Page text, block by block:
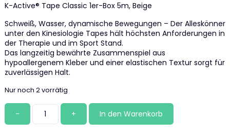
K-Active® Tape Classic 1er-Box 5m, Beige
Schweiß, Wasser, dynamische Bewegungen – Der Alleskönner
unter den Kinesiologie Tapes hält höchsten Anforderungen in
der Therapie und im Sport Stand.
Das langzeitig bewährte Zusammenspiel aus
hypoallergenem Kleber und einer elastischen Textur sorgt für
zuverlässigen Halt.
Nur noch 2 vorrätig
K-
Active®
Tape
In den Warenkorb